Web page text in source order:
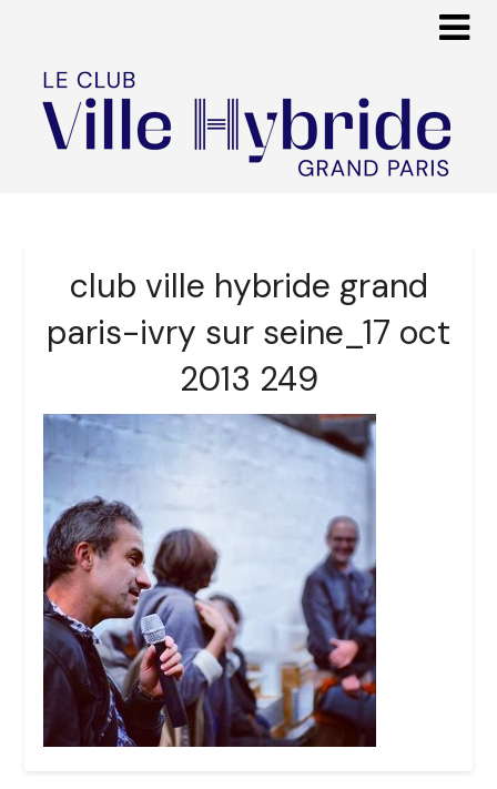
club ville hybride grand
paris-ivry sur seine_17 oct
2013 249